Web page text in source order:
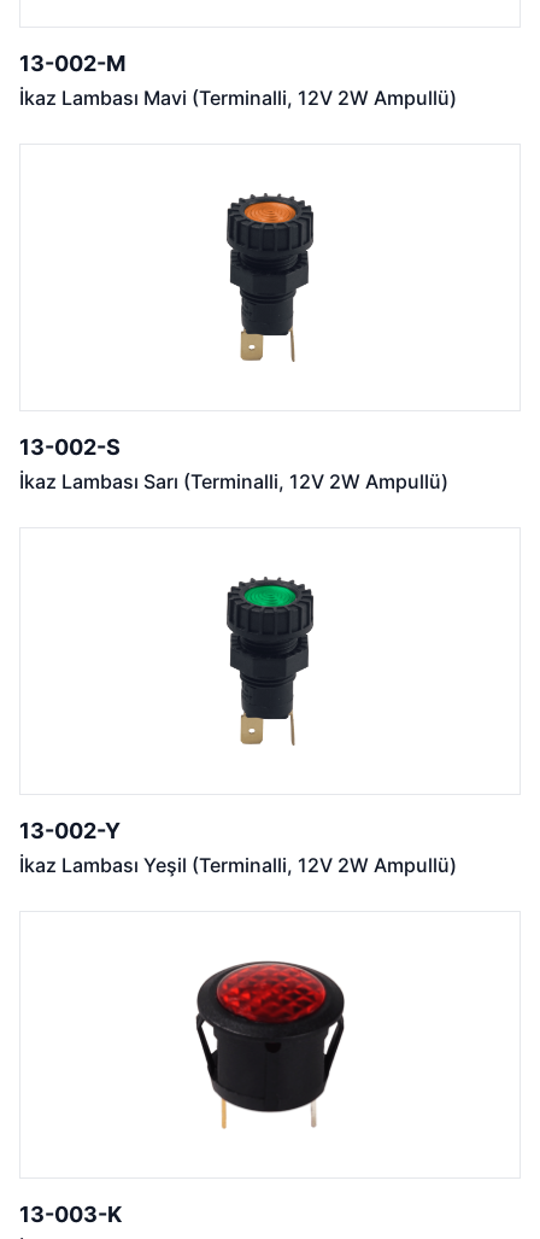
13-002-M
İkaz Lambası Mavi (Terminalli, 12V 2W Ampullü)
13-002-S
İkaz Lambası Sarı (Terminalli, 12V 2W Ampullü)
13-002-Y
İkaz Lambası Yeşil (Terminalli, 12V 2W Ampullü)
13-003-K